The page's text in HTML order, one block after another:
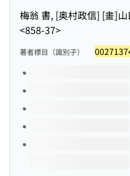
梅翁 書, [奥村政信] [畫]
<858-37>
著者標目（識別子）
このタイトルの巻号